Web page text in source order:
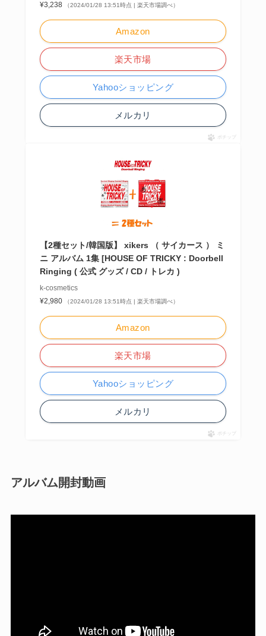
¥3,238
（2024/01/28 13:51時点 | 楽天市場調べ）
Amazon
楽天市場
Yahooショッピング
メルカリ
ポチップ
【2種セット/韓国版】 xikers （ サイカース ） ミ
ニ アルバム 1集 [HOUSE OF TRICKY : Doorbell
Ringing ( 公式 グッズ / CD / トレカ )
k-cosmetics
¥2,980
（2024/01/28 13:51時点 | 楽天市場調べ）
Amazon
楽天市場
Yahooショッピング
メルカリ
ポチップ
アルバム開封動画